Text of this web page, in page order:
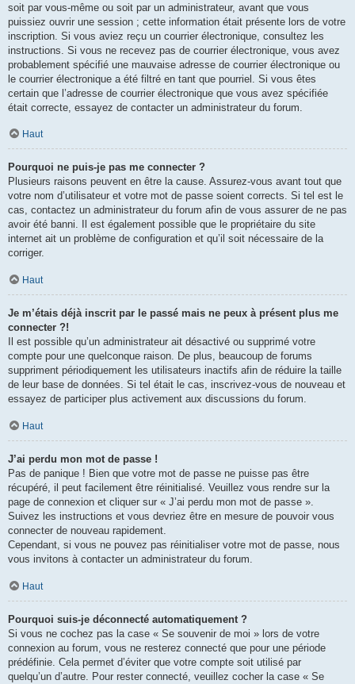
soit par vous-même ou soit par un administrateur, avant que vous
puissiez ouvrir une session ; cette information était présente lors de votre
inscription. Si vous aviez reçu un courrier électronique, consultez les
instructions. Si vous ne recevez pas de courrier électronique, vous avez
probablement spécifié une mauvaise adresse de courrier électronique ou
le courrier électronique a été filtré en tant que pourriel. Si vous êtes
certain que l’adresse de courrier électronique que vous avez spécifiée
était correcte, essayez de contacter un administrateur du forum.
Haut
Pourquoi ne puis-je pas me connecter ?
Plusieurs raisons peuvent en être la cause. Assurez-vous avant tout que
votre nom d’utilisateur et votre mot de passe soient corrects. Si tel est le
cas, contactez un administrateur du forum afin de vous assurer de ne pas
avoir été banni. Il est également possible que le propriétaire du site
internet ait un problème de configuration et qu’il soit nécessaire de la
corriger.
Haut
Je m’étais déjà inscrit par le passé mais ne peux à présent plus me
connecter ?!
Il est possible qu’un administrateur ait désactivé ou supprimé votre
compte pour une quelconque raison. De plus, beaucoup de forums
suppriment périodiquement les utilisateurs inactifs afin de réduire la taille
de leur base de données. Si tel était le cas, inscrivez-vous de nouveau et
essayez de participer plus activement aux discussions du forum.
Haut
J’ai perdu mon mot de passe !
Pas de panique ! Bien que votre mot de passe ne puisse pas être
récupéré, il peut facilement être réinitialisé. Veuillez vous rendre sur la
page de connexion et cliquer sur « J’ai perdu mon mot de passe ».
Suivez les instructions et vous devriez être en mesure de pouvoir vous
connecter de nouveau rapidement.
Cependant, si vous ne pouvez pas réinitialiser votre mot de passe, nous
vous invitons à contacter un administrateur du forum.
Haut
Pourquoi suis-je déconnecté automatiquement ?
Si vous ne cochez pas la case « Se souvenir de moi » lors de votre
connexion au forum, vous ne resterez connecté que pour une période
prédéfinie. Cela permet d’éviter que votre compte soit utilisé par
quelqu’un d’autre. Pour rester connecté, veuillez cocher la case « Se